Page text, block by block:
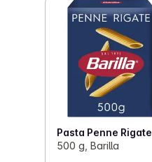
Pasta Penne Rigate
500 g, Barilla